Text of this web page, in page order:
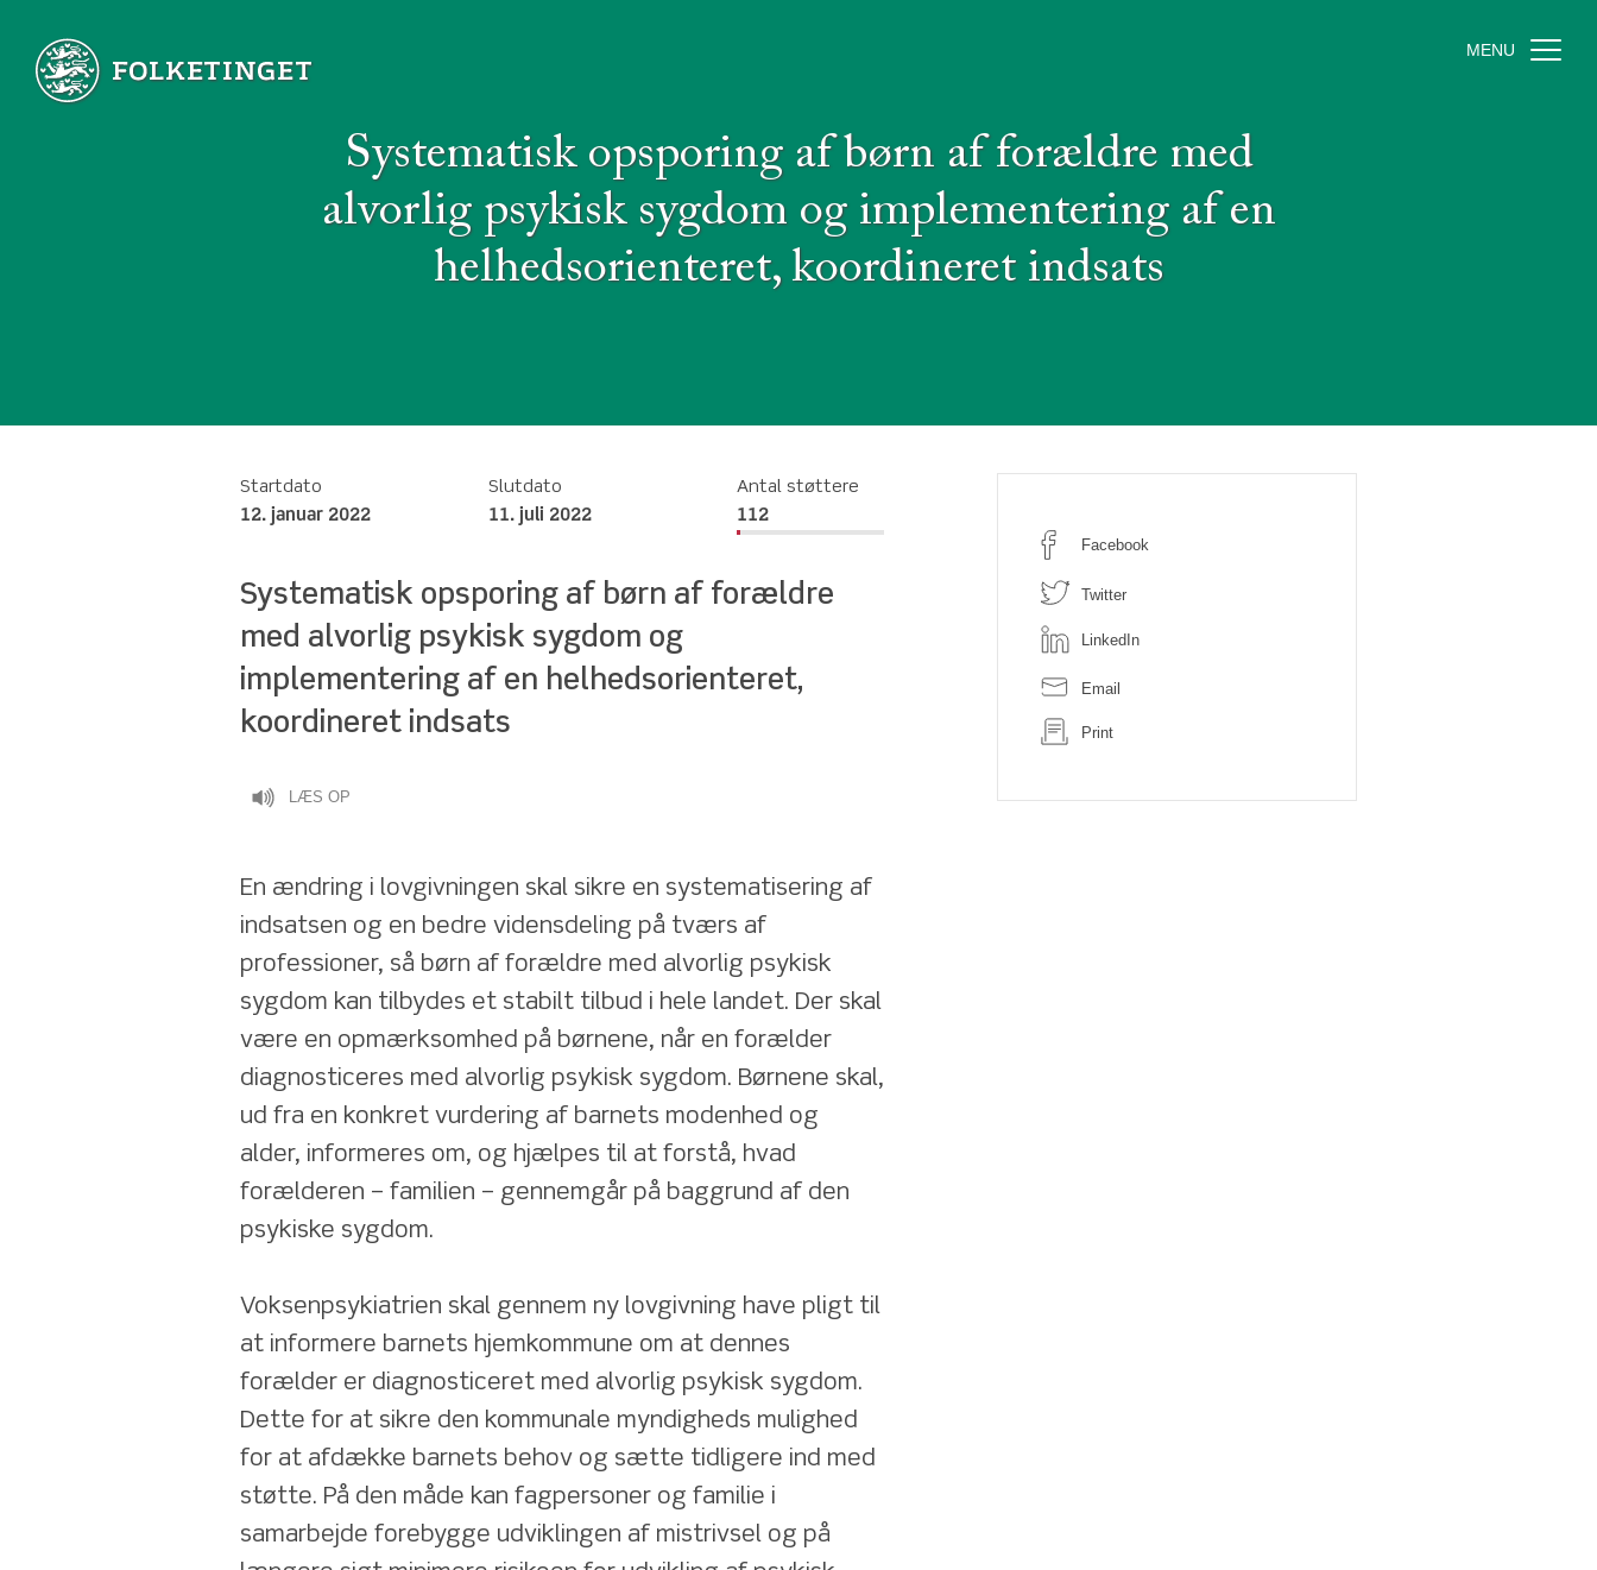
MENU
Systematisk opsporing af børn af forældre med
alvorlig psykisk sygdom og implementering af en
helhedsorienteret, koordineret indsats
Startdato
12. januar 2022
Slutdato
11. juli 2022
Antal støttere
112
Systematisk opsporing af børn af forældre
med alvorlig psykisk sygdom og
implementering af en helhedsorienteret,
koordineret indsats
LÆS OP
En ændring i lovgivningen skal sikre en systematisering af
indsatsen og en bedre vidensdeling på tværs af
professioner, så børn af forældre med alvorlig psykisk
sygdom kan tilbydes et stabilt tilbud i hele landet. Der skal
være en opmærksomhed på børnene, når en forælder
diagnosticeres med alvorlig psykisk sygdom. Børnene skal,
ud fra en konkret vurdering af barnets modenhed og
alder, informeres om, og hjælpes til at forstå, hvad
forælderen – familien – gennemgår på baggrund af den
psykiske sygdom.
Voksenpsykiatrien skal gennem ny lovgivning have pligt til
at informere barnets hjemkommune om at dennes
forælder er diagnosticeret med alvorlig psykisk sygdom.
Dette for at sikre den kommunale myndigheds mulighed
for at afdække barnets behov og sætte tidligere ind med
støtte. På den måde kan fagpersoner og familie i
samarbejde forebygge udviklingen af mistrivsel og på
Facebook
Twitter
LinkedIn
Email
Print